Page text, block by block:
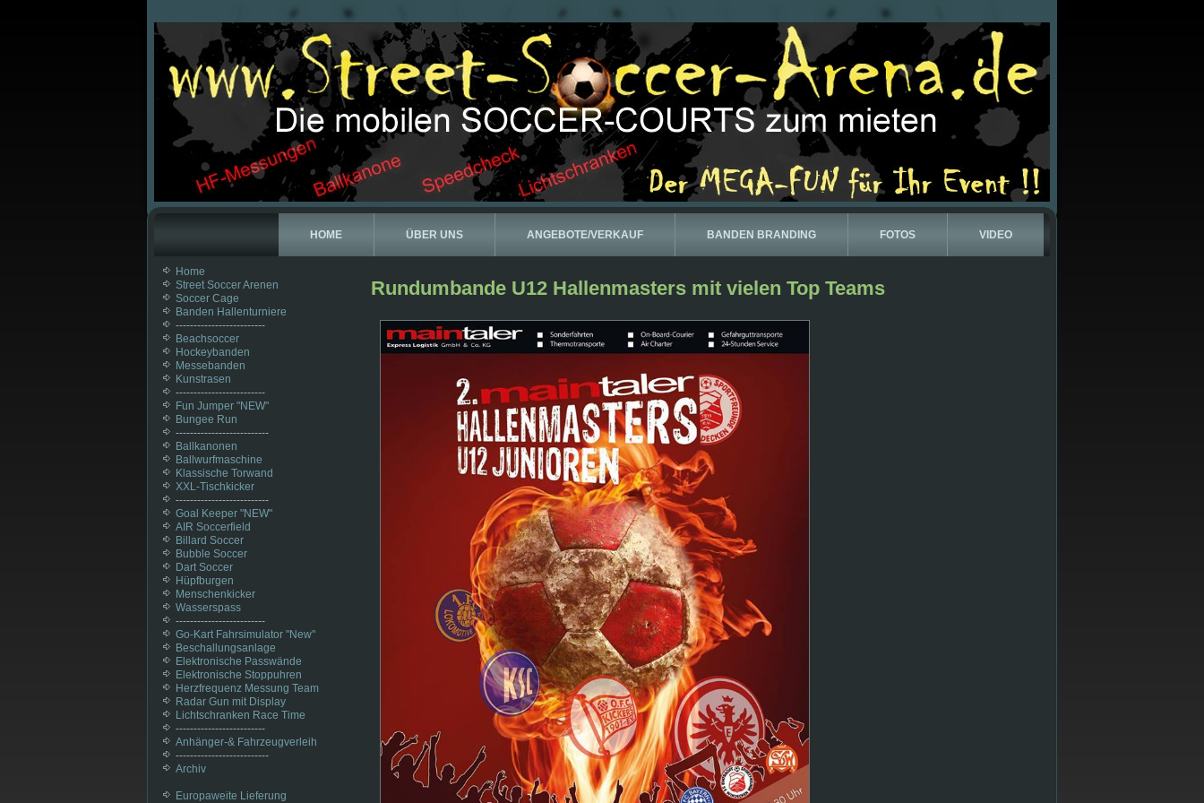
HOME ÜBER UNS ANGEBOTE/VERKAUF BANDEN BRANDING FOTOS VIDEO
Home
Street Soccer Arenen
Soccer Cage
Banden Hallenturniere
-------------------------
Beachsoccer
Hockeybanden
Messebanden
Kunstrasen
-------------------------
Fun Jumper "NEW"
Bungee Run
--------------------------
Ballkanonen
Ballwurfmaschine
Klassische Torwand
XXL-Tischkicker
--------------------------
Goal Keeper "NEW"
AIR Soccerfield
Billard Soccer
Bubble Soccer
Dart Soccer
Hüpfburgen
Menschenkicker
Wasserspass
-------------------------
Go-Kart Fahrsimulator "New"
Beschallungsanlage
Elektronische Passwände
Elektronische Stoppuhren
Herzfrequenz Messung Team
Radar Gun mit Display
Lichtschranken Race Time
-------------------------
Anhänger-& Fahrzeugverleih
--------------------------
Archiv
Europaweite Lieferung
Rundumbande U12 Hallenmasters mit vielen Top Teams